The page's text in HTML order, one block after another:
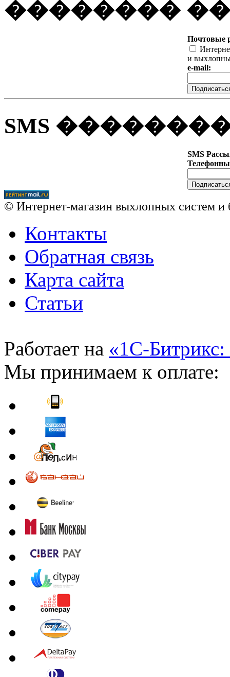
��������
Почтовые
и
e-mail:
SMS
SMS
© Интернет-магазин выхлопных систем и
Контакты
Обратная связь
Карта сайта
Статьи
Работает на «1С-Битрикс:
Мы принимаем к оплате: